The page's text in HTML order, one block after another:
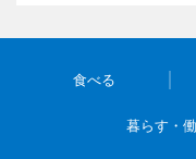
食べる
暮らす・